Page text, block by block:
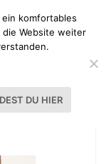
komfortables
Website weiter
DU HIER